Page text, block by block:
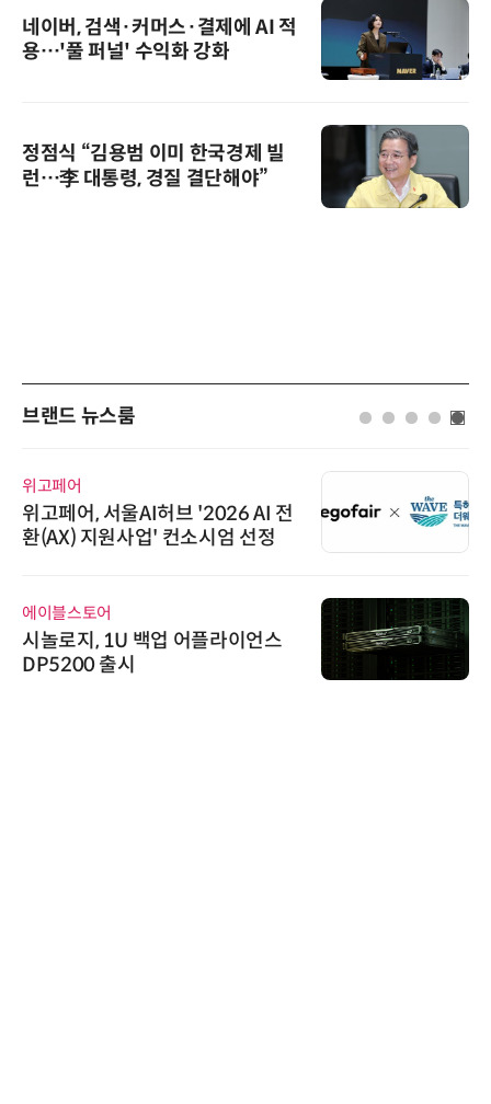
네이버, 검색·커머스·결제에 AI 적
용…'풀 퍼널' 수익화 강화
정점식 “김용범 이미 한국경제 빌
런…李 대통령, 경질 결단해야”
브랜드 뉴스룸
위고페어
위고페어, 서울AI허브 '2026 AI 전
환(AX) 지원사업' 컨소시엄 선정
에이블스토어
시놀로지, 1U 백업 어플라이언스
DP5200 출시